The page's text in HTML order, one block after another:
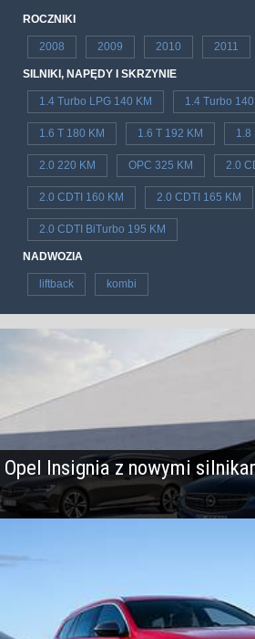
ROCZNIKI
2008 2009 2010 2011
SILNIKI, NAPĘDY I SKRZYNIE
1.4 Turbo LPG 140 KM 1.4 Turbo 140
1.6 T 180 KM 1.6 T 192 KM 1.8
2.0 220 KM OPC 325 KM 2.0
2.0 CDTI 160 KM 2.0 CDTI 165 KM
2.0 CDTI BiTurbo 195 KM
NADWOZIA
liftback kombi
Opel Insignia z nowymi